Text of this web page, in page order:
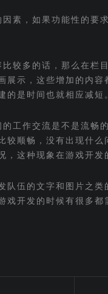
素，如果功能性的要
较多的话，那么在栏
示，这些增加的内
的是时间也就相应减短
工作交流是不是流畅
顺畅，没有出现什么
这种现象在游戏开发
伍的文字和图片之
开发的时候有很多都